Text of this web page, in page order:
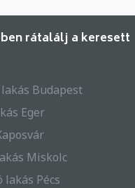
rátalálj a keresett
lakás Budapest
Eger
Miskolc
lakás Pécs